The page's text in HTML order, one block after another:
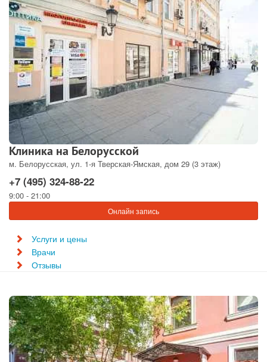
Клиника на Белорусской
м. Белорусская, ул. 1-я Тверская-Ямская, дом 29 (3 этаж)
+7 (495) 324-88-22
9:00 - 21:00
Онлайн запись
Услуги и цены
Врачи
Отзывы